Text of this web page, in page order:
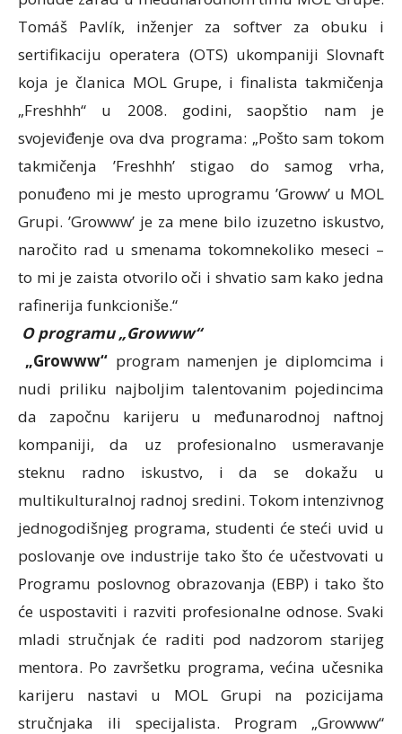
Tomáš Pavlík, inženjer za softver za obuku i
sertifikaciju operatera (OTS) ukompaniji Slovnaft
koja je članica MOL Grupe, i finalista takmičenja
„Freshhh“ u 2008. godini, saopštio nam je
svojeviđenje ova dva programa: „Pošto sam tokom
takmičenja ’Freshhh’ stigao do samog vrha,
ponuđeno mi je mesto uprogramu ’Groww’ u MOL
Grupi. ’Growww’ je za mene bilo izuzetno iskustvo,
naročito rad u smenama tokomnekoliko meseci –
to mi je zaista otvorilo oči i shvatio sam kako jedna
rafinerija funkcioniše.“
O programu „Growww“
„Growww“ program namenjen je diplomcima i
nudi priliku najboljim talentovanim pojedincima
da započnu karijeru u međunarodnoj naftnoj
kompaniji, da uz profesionalno usmeravanje
steknu radno iskustvo, i da se dokažu u
multikulturalnoj radnoj sredini. Tokom intenzivnog
jednogodišnjeg programa, studenti će steći uvid u
poslovanje ove industrije tako što će učestvovati u
Programu poslovnog obrazovanja (EBP) i tako što
će uspostaviti i razviti profesionalne odnose. Svaki
mladi stručnjak će raditi pod nadzorom starijeg
mentora. Po završetku programa, većina učesnika
karijeru nastavi u MOL Grupi na pozicijama
stručnjaka ili specijalista. Program „Growww“